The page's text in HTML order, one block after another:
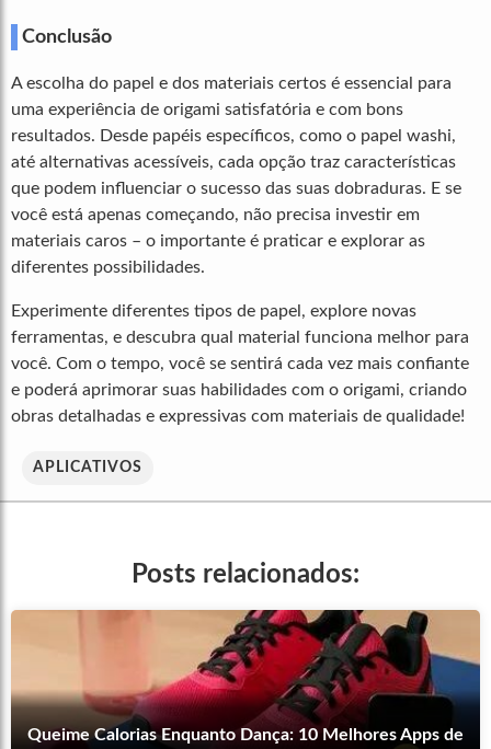
Conclusão
A escolha do papel e dos materiais certos é essencial para
uma experiência de origami satisfatória e com bons
resultados. Desde papéis específicos, como o papel washi,
até alternativas acessíveis, cada opção traz características
que podem influenciar o sucesso das suas dobraduras. E se
você está apenas começando, não precisa investir em
materiais caros – o importante é praticar e explorar as
diferentes possibilidades.
Experimente diferentes tipos de papel, explore novas
ferramentas, e descubra qual material funciona melhor para
você. Com o tempo, você se sentirá cada vez mais confiante
e poderá aprimorar suas habilidades com o origami, criando
obras detalhadas e expressivas com materiais de qualidade!
APLICATIVOS
Posts relacionados:
Queime Calorias Enquanto Dança: 10 Melhores Apps de